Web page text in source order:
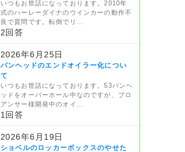
いつもお世話になっております。2010年
式のハーレーダイナのウインカーの動作不
良で質問です。転倒でリ…
2回答
2026年6月25日
パンヘッドのエンドオイラー化につい
て
いつもお世話になっております。53パンヘ
ッドをオーバーホール中なのですが、プロ
アンサー様開発中のオイ…
1回答
2026年6月19日
ショベルのロッカーボックスのやせた